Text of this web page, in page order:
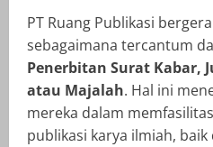
PT Ruang Publikasi
sebagaimana tercantum
Penerbitan Surat Kabar,
atau Majalah. Hal ini
mereka dalam
publikasi karya ilmiah,